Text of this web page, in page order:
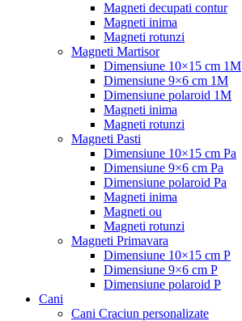
Magneti decupati contur
Magneti inima
Magneti rotunzi
Magneti Martisor
Dimensiune 10×15 cm 1M
Dimensiune 9×6 cm 1M
Dimensiune polaroid 1M
Magneti inima
Magneti rotunzi
Magneti Pasti
Dimensiune 10×15 cm Pa
Dimensiune 9×6 cm Pa
Dimensiune polaroid Pa
Magneti inima
Magneti ou
Magneti rotunzi
Magneti Primavara
Dimensiune 10×15 cm P
Dimensiune 9×6 cm P
Dimensiune polaroid P
Cani
Cani Craciun personalizate